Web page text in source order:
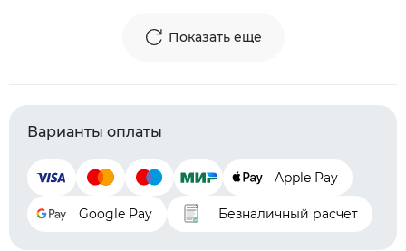
Показать еще
Варианты оплаты
Apple Pay
Google Pay Безналичный расчет